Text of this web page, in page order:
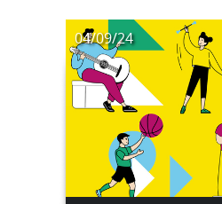
04/09/24